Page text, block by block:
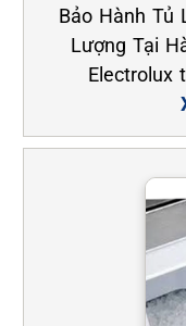
Bảo Hành Tủ
Lượng Tại
Electrolux